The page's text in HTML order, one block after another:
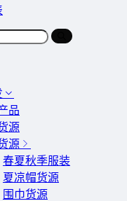
品
源
源
春夏秋季服装
夏凉帽货源
围巾货源